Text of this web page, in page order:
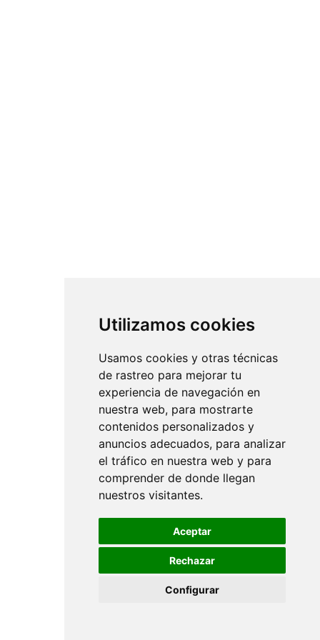
Utilizamos cookies
Usamos cookies y otras técnicas
de rastreo para mejorar tu
experiencia de navegación en
nuestra web, para mostrarte
contenidos personalizados y
anuncios adecuados, para analizar
el tráfico en nuestra web y para
comprender de donde llegan
nuestros visitantes.
Aceptar
Rechazar
Configurar